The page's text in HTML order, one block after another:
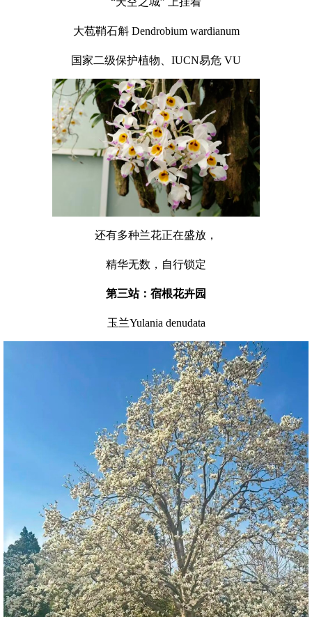
大苞鞘石斛 Dendrobium wardianum
国家二级保护植物、IUCN易危 VU
还有多种兰花正在盛放，
精华无数，自行锁定
第三站：宿根花卉园
玉兰Yulania denudata